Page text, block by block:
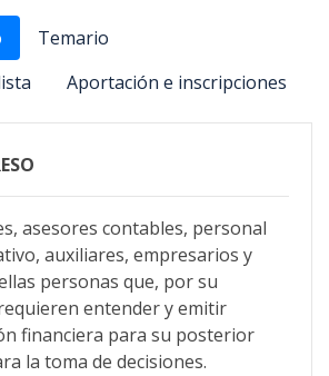
Temario
Aportación e inscripciones
asesores contables, personal
auxiliares, empresarios y
personas que, por su
entender y emitir
financiera para su posterior
la toma de decisiones.